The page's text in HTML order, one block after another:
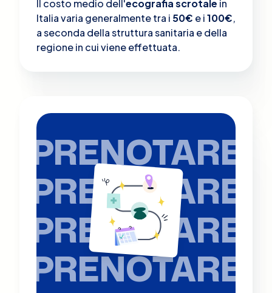
Il costo medio dell'ecografia scrotale in
Italia varia generalmente tra i 50€ e i100€,
a seconda della struttura sanitaria e della
regione in cui viene effettuata.
PRENOTARE
PRENOTARE
PRENOTARE
PRENOTARE